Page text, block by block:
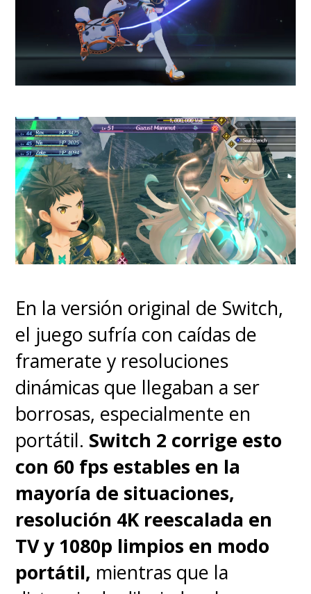
gamingpuro de este año (como
la varianteElite), este no lo es.
Sin embargo, Motorola ha
tomado una decisión muy
inteligente al compensar esa
brecha con memoriabrutal y el
equipo viene configurado
con16GB RAM LPDDR5X
(expandible virtualmente
mediante IA) y1TB de
En la práctica, esto significa que
el teléfono vuela y no vas a
notarningún tipo de lag al
En la versión original de Switch,
el juego sufría con caídas de
framerate y resoluciones
dinámicas que llegaban a ser
borrosas, especialmente en
portátil. Switch 2 corrige esto
con 60 fps estables en la
mayoría de situaciones,
resolución 4K reescalada en
TV y 1080p limpios en modo
portátil, mientras que la